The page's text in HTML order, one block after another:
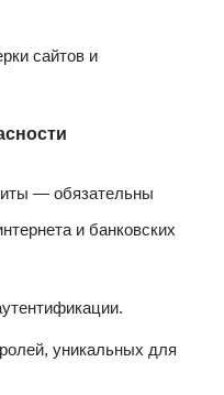
сайтов и
— обязательны
и банковских
уникальных для